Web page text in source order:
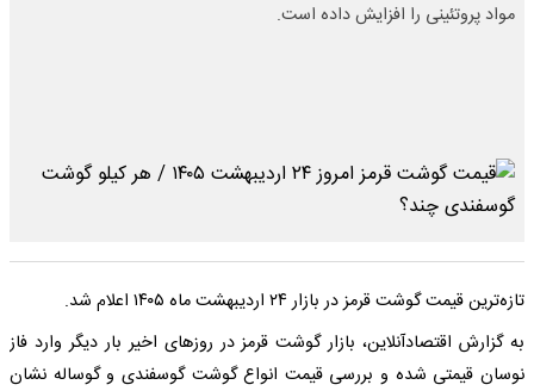
مواد پروتئینی را افزایش داده است.
تازه‌ترین قیمت گوشت قرمز در بازار ۲۴ اردیبهشت ماه ۱۴۰۵ اعلام شد.
به گزارش اقتصادآنلاین، بازار گوشت قرمز در روزهای اخیر بار دیگر وارد فاز
نوسان قیمتی شده و بررسی قیمت انواع گوشت گوسفندی و گوساله نشان